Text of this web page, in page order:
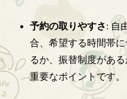
予約の取りやすさ: 自
合、希望する時間帯
るか、振替制度があ
重要なポイントです。